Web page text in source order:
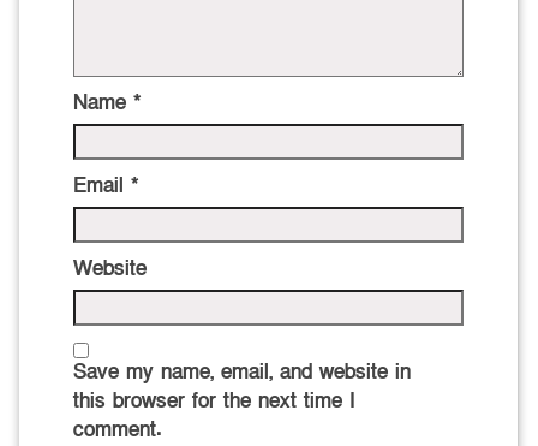
Name *
Email *
Website
Save my name, email, and website in
this browser for the next time I
comment.